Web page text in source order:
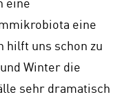
eine
hilft uns schon zu
Winter die
sehr dramatisch